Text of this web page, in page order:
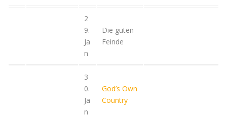
2
9.
Ja
n
Die guten
Feinde
3
0.
Ja
n
God’s Own
Country